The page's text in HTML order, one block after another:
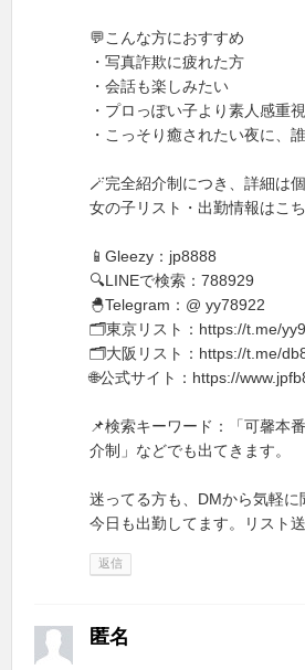
💬こんな方におすすめ
・写真詐欺に疲れた方
・会話も楽しみたい
・プロっぽい子より素人感重視
・こっそり癒されたい夜に、
🪄完全紹介制につき、詳細は個
女の子リスト・出勤情報はこ
📱Gleezy：jp8888
🔍LINEで検索：788929
🐣Telegram：@ yy78922
🗂東京リスト：https://t.me/
🗂大阪リスト：https://t.me/
🌐公式サイト：https://
📌検索キーワード：「可馨本
介制」などでも出てきます。
迷ってる方も、DMから気軽
今日も出勤してます。リスト
返信
匿名